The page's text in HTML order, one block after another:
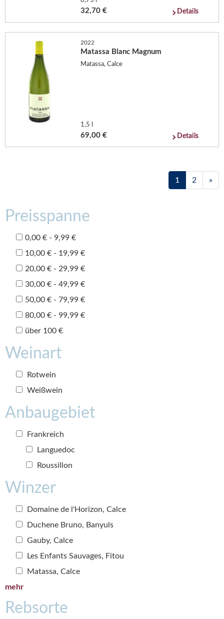
32,70 € Details
2022
Matassa Blanc Magnum
Matassa, Calce
1,5 l
69,00 € Details
1 2 »
Preisspanne
0,00 € - 9,99 €
10,00 € - 19,99 €
20,00 € - 29,99 €
30,00 € - 49,99 €
50,00 € - 79,99 €
80,00 € - 99,99 €
über 100 €
Weinart
Rotwein
Weißwein
Anbaugebiet
Frankreich
Languedoc
Roussillon
Winzer
Domaine de l'Horizon, Calce
Duchene Bruno, Banyuls
Gauby, Calce
Les Enfants Sauvages, Fitou
Matassa, Calce
mehr
Rebsorte